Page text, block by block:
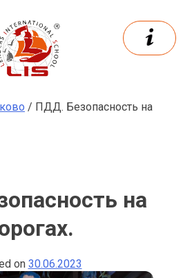
/ ПДД. Безопасность на
на
on 30.06.2023